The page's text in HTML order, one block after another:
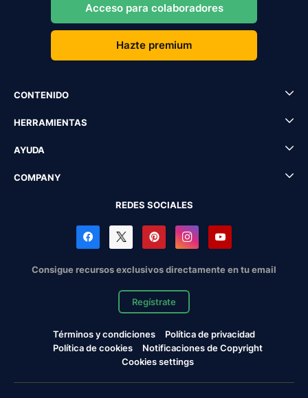
Acceso para colaboradores
Hazte premium
CONTENIDO
HERRAMIENTAS
AYUDA
COMPANY
REDES SOCIALES
Consigue recursos exclusivos directamente en tu email
Regístrate
Términos y condiciones
Política de privacidad
Política de cookies
Notificaciones de Copyright
Cookies settings